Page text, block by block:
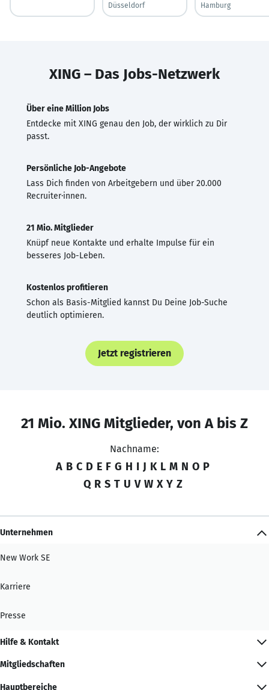
Düsseldorf
Hamburg
XING – Das Jobs-Netzwerk
Über eine Million Jobs
Entdecke mit XING genau den Job, der wirklich zu Dir
passt.
Persönliche Job-Angebote
Lass Dich finden von Arbeitgebern und über 20.000
Recruiter·innen.
21 Mio. Mitglieder
Knüpf neue Kontakte und erhalte Impulse für ein
besseres Job-Leben.
Kostenlos profitieren
Schon als Basis-Mitglied kannst Du Deine Job-Suche
deutlich optimieren.
Jetzt registrieren
21 Mio. XING Mitglieder, von A bis Z
Nachname:
A B C D E F G H I J K L M N O P
Q R S T U V W X Y Z
Unternehmen
New Work SE
Karriere
Presse
Hilfe & Kontakt
Mitgliedschaften
Hauptbereiche